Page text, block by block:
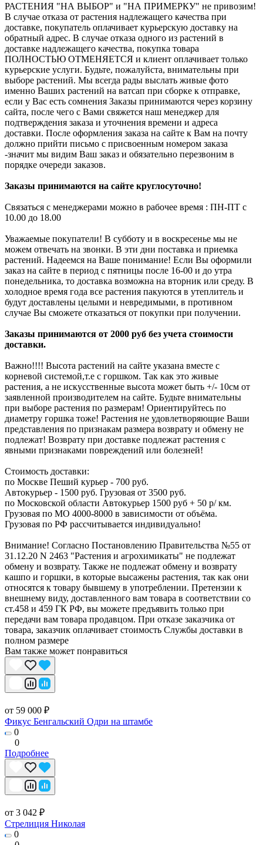
РАСТЕНИЯ "НА ВЫБОР" и "НА ПРИМЕРКУ" не привозим!
В случае отказа от растения надлежащего качества при
доставке, покупатель оплачивает курьерскую доставку на
обратный адрес. В случае отказа одного из растений в
доставке надлежащего качества, покупка товара
ПОЛНОСТЬЮ ОТМЕНЯЕТСЯ и клиент оплачивает только
курьерские услуги. Будьте, пожалуйста, внимательны при
выборе растений. Мы всегда рады выслать живые фото
именно Ваших растений на ватсап при сборке к отправке,
если у Вас есть сомнения Заказы принимаются через корзину
сайта, после чего с Вами свяжется наш менеджер для
подтверждения заказа и уточнения времени и адреса
доставки. После оформления заказа на сайте к Вам на почту
должно прийти письмо с присвоенным номером заказа
-значит мы видим Ваш заказ и обязательно перезвоним в
порядке очереди заказов.
Заказы принимаются на сайте круглосуточно!
Связаться с менеджерами можно в рабочее время : ПН-ПТ с
10.00 до 18.00
Уважаемые покупатели! В субботу и в воскресенье мы не
можем отвечать на звонки. В эти дни поставка и приемка
растений. Надеемся на Ваше понимание! Если Вы оформили
заказ на сайте в период с пятницы после 16-00 и до утра
понедельника, то доставка возможна на вторник или среду. В
холодное время года все растения пакуются в утеплитель и
будут доставлены целыми и невредимыми, в противном
случае Вы сможете отказаться от покупки при получении.
Заказы принимаются от 2000 руб без учета стоимости
доставки.
Важно!!!! Высота растений на сайте указана вместе с
корневой системой,т.е с горшком. Так как это живые
растения, а не искусственные высота может быть +/- 10см от
заявленной производителем на сайте. Будьте внимательны
при выборе растения по размерам! Ориентируйтесь по
диаметру горшка тоже! Растения не удовлетворяющие Ваши
представления по признакам размера возврату и обмену не
подлежат! Возврату при доставке подлежат растения с
явными признаками повреждений или болезней!
Стоимость доставки:
по Москве Пеший курьер - 700 руб.
Автокурьер - 1500 руб. Грузовая от 3500 руб.
по Московской области Автокурьер 1500 руб + 50 р/ км.
Грузовая по МО 4000-8000 в зависимости от объёма.
Грузовая по РФ рассчитывается индивидуально!
Внимание! Согласно Постановлению Правительства №55 от
31.12.20 N 2463 "Растения и агрохимикаты" не подлежат
обмену и возврату. Также не подлежат обмену и возврату
кашпо и горшки, в которые высажены растения, так как они
относятся к товару бывшему в употреблении. Претензии к
внешнему виду, доставленного вам товара в соответствии со
ст.458 и 459 ГК РФ, вы можете предъявить только при
передачи вам товара продавцом. При отказе заказчика от
товара, заказчик оплачивает стоимость Службы доставки в
полном размере
Вам также может понравиться
от 59 000 ₽
Фикус Бенгальский Одри на штамбе
0
0
Подробнее
от 3 042 ₽
Стрелиция Николая
0